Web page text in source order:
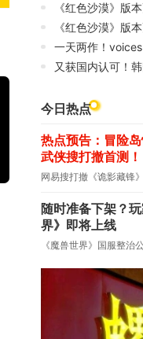
《红色沙漠》版本更
《红色沙漠》版本
一天两作！
又获国内认可！韩国3A《
今日热点
热点预告：冒险
武侠搜打撤首测！
网易搜打撤《诡影藏锋
随时准备下架？
界》即将上线
《魔兽世界》国服整治